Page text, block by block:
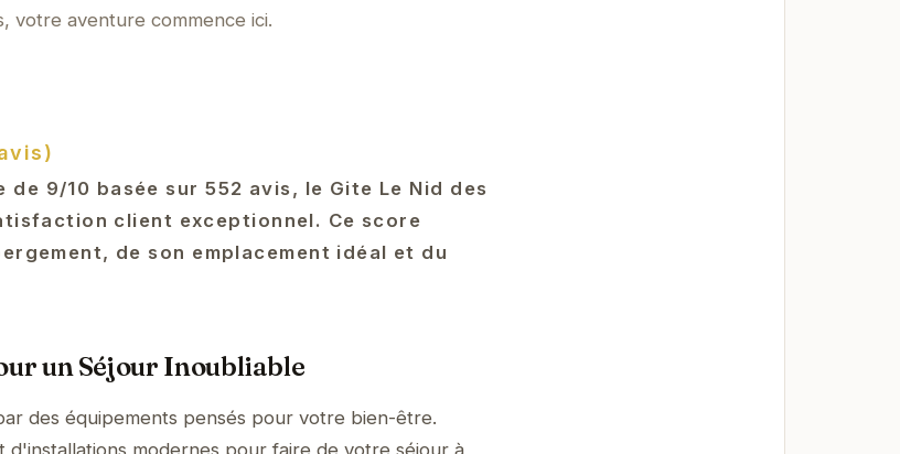
votre aventure commence ici.
9/10 basée sur 552 avis, le Gite Le Nid des
client exceptionnel. Ce score
de son emplacement idéal et du
un Séjour Inoubliable
des équipements pensés pour votre bien-être.
modernes pour faire de votre séjour à